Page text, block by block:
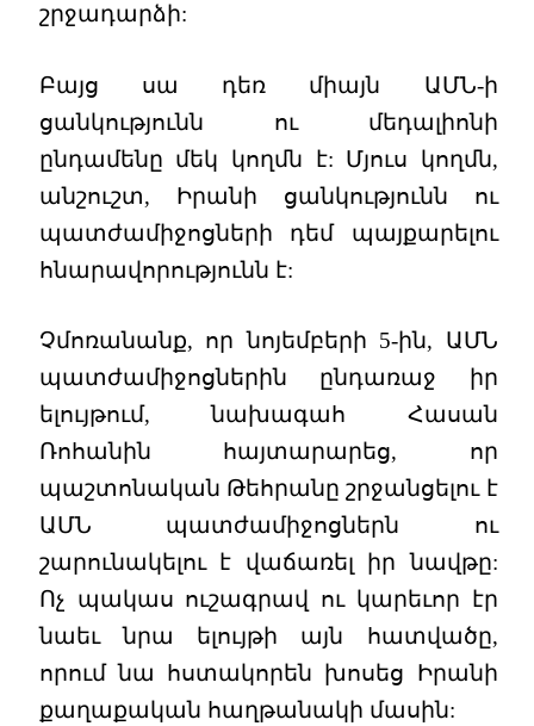
շրջադարձի:
Բայց սա դեռ միայն ԱՄՆ-ի
ցանկությունն ու մեդալիոնի
ընդամենը մեկ կողմն է: Մյուս կողմն,
անշուշտ, Իրանի ցանկությունն ու
պատժամիջոցների դեմ պայքարելու
հնարավորությունն է:
Չմոռանանք, որ նոյեմբերի 5-ին, ԱՄՆ
պատժամիջոցներին ընդառաջ իր
ելույթում, նախագահ Հասան
Ռոհանին հայտարարեց, որ
պաշտոնական Թեհրանը շրջանցելու է
ԱՄՆ պատժամիջոցներն ու
շարունակելու է վաճառել իր նավթը:
Ոչ պակաս ուշագրավ ու կարեւոր էր
նաեւ նրա ելույթի այն հատվածը,
որում նա հստակորեն խոսեց Իրանի
քաղաքական հաղթանակի մասին: